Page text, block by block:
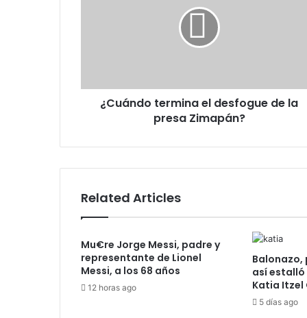
¿Cuándo termina el desfogue de la
presa Zimapán?
Related Articles
Mu€re Jorge Messi, padre y
representante de Lionel
Messi, a los 68 años
12 horas ago
Balonazo,
así
Katia Itzel
5 días ago